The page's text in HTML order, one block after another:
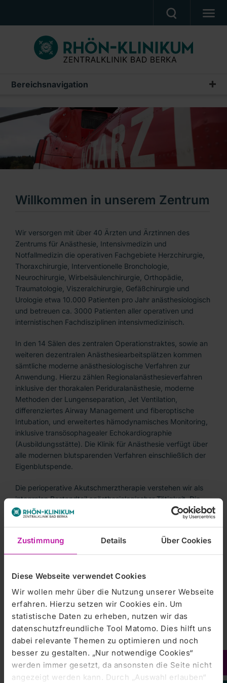
Zustimmung Details Über Cookies
Diese Webseite verwendet Cookies
Wir wollen mehr über die Nutzung unserer Webseite
erfahren. Hierzu setzen wir Cookies ein. Um
statistische Daten zu erheben, nutzen wir das
datenschutzfreundliche Tool Matomo. Dies hilft uns
dabei relevante Themen zu optimieren und noch
besser zu gestalten. „Nur notwendige Cookies“
werden immer gesetzt, da ansonsten die Seite nicht
angezeigt werden kann. Durch „Auswahl erlauben“
UNSERE KLINIK
PATIENTEN & ANGEHÖRIGE
PRESSE, VERANSTALTUNGEN, FILME
Ein Unternehmen der RHÖN-KLINIKUM AG
Bereichsnavigation
Zentrum für Anästhesie, Intensiv- und Notfallmedizin
Willkommen
Unsere Mitarbeiter & Kontakte
ACLS Trainingszentrum
Organspende
Informationen für Ärzte
Willkommen in unserem Zentrum
Wir versorgen mit über 40 Ärzten und Ärztinnen des
Zentrums für Anästhesie, Intensivmedizin und
Notfallmedizin die operativen Fachgebiete Herzchirurgie,
Thoraxchirurgie, Interventionelle Bronchologie,
Neurochirurgie, Wirbelsäulenchirurgie, Orthopädie,
Traumatologie, Viszeralchirurgie, Gefäßchirurgie und
Urologie etwa 10.000 Patienten pro Jahr anästhesiologisch
und betreuen ca. 3000 Patienten aller operativen und
internistischen Fachdisziplinen intensivmedizinisch.
In den 14 Sälen des zentralen Operationstraktes, sowie an
weiteren dezentralen Anästhesiearbeitsplätzen kommen
sämtliche moderne anästhesiologische Verfahren zur
Anwendung. Hierzu zählen Regionalanästhesieverfahren
inklusive der thorakalen Periduralanästhesie, moderne
Methoden der Lungenseparation, Jet Ventilation,
differenziertes Airway Management und fiberoptische
Intubation, und erweitertes hämodynamisches Monitoring,
inklusive transösophagealer Echokardiographie
(Ausbildungsstätte). Die Klinik für Anästhesie verfügt über
alle modernen blutsparenden Verfahren einschließlich der
Eigenblutspende.
Die perioperative Akutschmerztherapie verstehen wir als
integralen Bestandteil anästhesiologischer Tätigkeit. Die
Betreuung postoperativer Patienten auf unserer
Monitoring.
Beatmungsbetten steht unter fachlicher und
organisatorischer Leitung des Zentrums für Anästhesie,
Intensivmedizin und Notfallmedizin und betreut in enger
Zusammenarbeit mit den chirurgischen und konservativen
Fachabteilungen schwerstkranke Patienten aller operativen
und internistischen Fachdisziplinen. Weitere 44 operative
Intermediate Care Betten erlauben ein abgestuftes
Therapiekonzept. Es kommen alle
Organunterstützungsverfahren (kontinuierliche
Nierenersatztherapie inkl. Genius-System, IABP, PECLA,